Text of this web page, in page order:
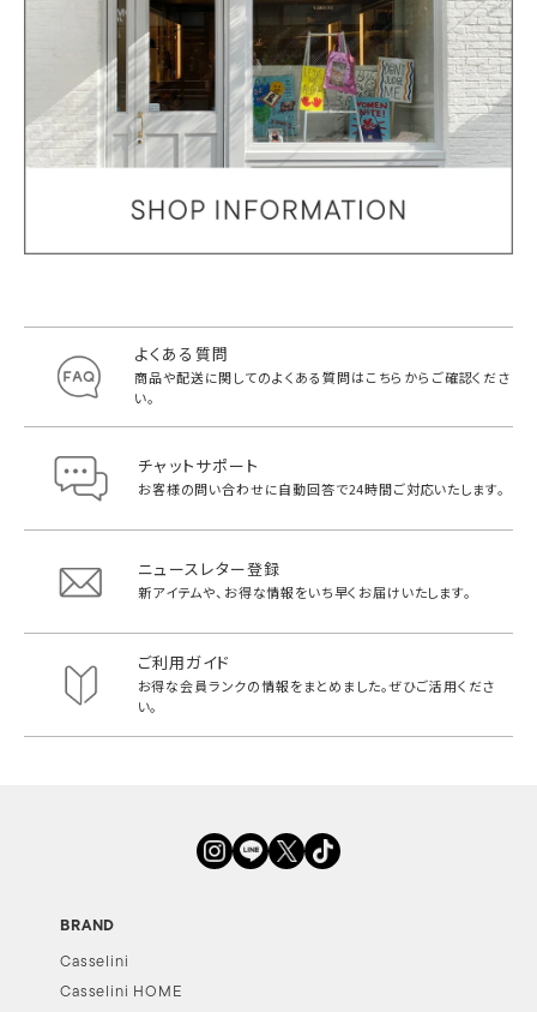
よくある質問
商品や配送に関してのよくある質問はこちらからご確認くださ
い。
チャットサポート
お客様の問い合わせに自動回答で24時間ご対応いたします。
ニュースレター登録
新アイテムや、お得な情報をいち早く お届けいたします。
ご利用ガイド
お得な会員ランクの情報をまとめました。ぜひご活用くださ
い。
BRAND
Casselini
Casselini HOME